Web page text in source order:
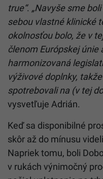
true“. „Navyše sme
sebou vlastné klinické
okolnosťou bolo, že v
členom Európskej únie
harmonizovaná
výživové doplnky,
spotrebovali na (v tej
vysvetľuje Adrián.
Keď sa disponibilné
skôr až do mínusu
Napriek tomu, boli
v rukách výnimočný